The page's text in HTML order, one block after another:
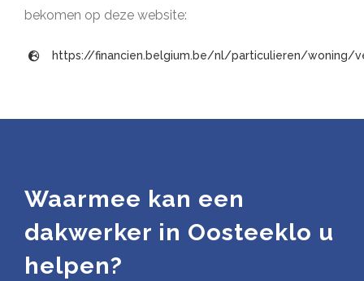
bekomen op deze website:
https://financien.belgium.be/nl/particulieren/woning/
Waarmee kan een
dakwerker in Oosteeklo u
helpen?